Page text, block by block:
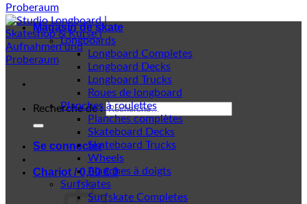
Recherche de :
Se connecter
Chariot /0,00€ 0
Magasin de skate
Longboards
Longboard Completes
Longboard Decks
Longboard Trucks
Roues de longboard
Planches à roulettes
Planches complètes
Skateboard Decks
Skateboard Trucks
Wheels
Planches à doigts
Surfskates
Surfskate Completes